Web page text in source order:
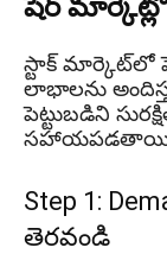
షేర్
స్టాక్ మార్కెట్‌లో
లాభాలను
పెట్టుబడిని
Step 1:
తెరవండి